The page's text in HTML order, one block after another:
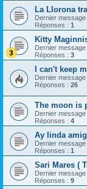
La Llorona
Dernier
Réponses : 1
Kitty
Dernier
Réponses : 3
I can't keep
Dernier
Réponses : 26
The moon is
Dernier
Réponses : 4
Ay linda
Dernier
Réponses : 1
Sari Mares (
Dernier
Réponses : 9